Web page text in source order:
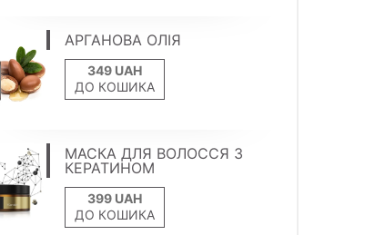
АРГАНОВА ОЛІЯ
ДО КОШИКА
МАСКА ДЛЯ ВОЛОССЯ З
КЕРАТИНОМ
ДО КОШИКА